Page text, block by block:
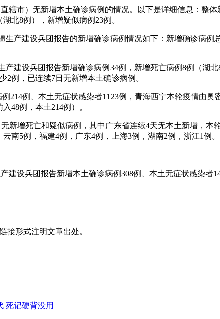
辖市）无新增本土确诊病例的情况。以下是详细信息：整
北8例），新增疑似病例23例。
产建设兵团报告的新增确诊病例情况如下：新增确诊病
产建设兵团报告新增确诊病例34例，新增死亡病例8例（湖
例，已连续7日无新增本土确诊病例。
214例、本土无症状感染者1123例，青海西宁本轮疫情由
48例，本土214例）。
新增死亡和疑似病例，其中广东省连续4天无本土新增，
南5例，福建4例，广东4例，上海3例，湖南2例，浙江1例。
建设兵团报告新增本土确诊病例308例、本土无症状感染者
接形式注明文章出处。